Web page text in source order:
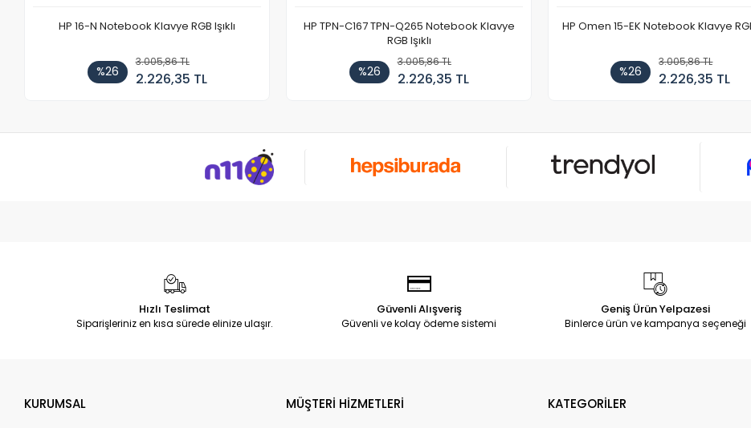
HP 16-N Notebook Klavye RGB Işıklı
%26
3.005,86 TL
2.226,35 TL
HP TPN-C167 TPN-Q265 Notebook Klavye
RGB Işıklı
%26
3.005,86 TL
2.226,35 TL
HP Omen 15-EK Notebook Klavye
%26
3.005,86 TL
2.226,35 TL
Hızlı Teslimat
Siparişleriniz en kısa sürede elinize ulaşır.
Güvenli Alışveriş
Güvenli ve kolay ödeme sistemi
Geniş Ürün Yelpazesi
Binlerce ürün ve kampanya seçeneği
KURUMSAL MÜŞTERİ HİZMETLERİ KATEGORİLER